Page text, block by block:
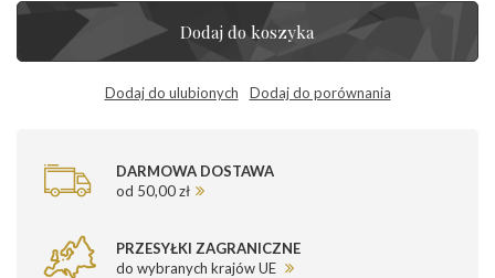
Dodaj do koszyka
Dodaj do ulubionych Dodaj do porównania
DARMOWA DOSTAWA
od 50,00 zł
PRZESYŁKI ZAGRANICZNE
do wybranych krajów UE